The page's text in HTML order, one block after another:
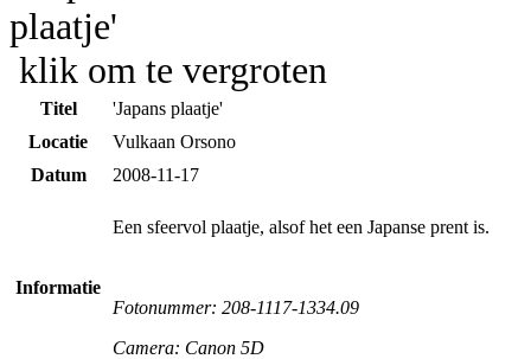
klik om te vergroten
Titel
'Japans plaatje'
Locatie
Vulkaan Orsono
Datum
2008-11-17
Informatie
Een sfeervol plaatje, alsof het een Japanse prent is.
Fotonummer: 208-1117-1334.09
Camera: Canon 5D